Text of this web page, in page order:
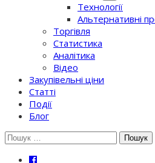
Технології
Альтернативні
Торгівля
Статистика
Аналітика
Відео
Закупівельні ціни
Статті
Події
Блог
Шукати: